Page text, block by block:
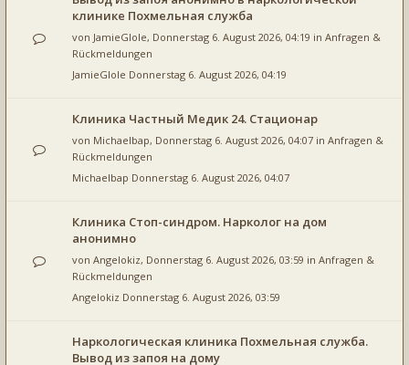
клинике Похмельная служба
von JamieGlole, Donnerstag 6. August 2026, 04:19 in Anfragen &
Rückmeldungen
JamieGlole Donnerstag 6. August 2026, 04:19
Клиника Частный Медик 24. Стационар
von Michaelbap, Donnerstag 6. August 2026, 04:07 in Anfragen &
Rückmeldungen
Michaelbap Donnerstag 6. August 2026, 04:07
Клиника Стоп-синдром. Нарколог на дом
анонимно
von Angelokiz, Donnerstag 6. August 2026, 03:59 in Anfragen &
Rückmeldungen
Angelokiz Donnerstag 6. August 2026, 03:59
Наркологическая клиника Похмельная служба.
Вывод из запоя на дому